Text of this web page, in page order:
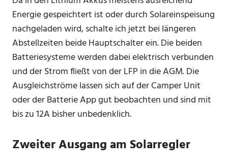
Energie gespeichtert ist oder durch Solareinspeisung
nachgeladen wird, schalte ich jetzt bei längeren
Abstellzeiten beide Hauptschalter ein. Die beiden
Batteriesysteme werden dabei elektrisch verbunden
und der Strom fließt von der LFP in die AGM. Die
Ausgleichströme lassen sich auf der Camper Unit
oder der Batterie App gut beobachten und sind mit
bis zu 12A bisher unbedenklich.
Zweiter Ausgang am Solarregler